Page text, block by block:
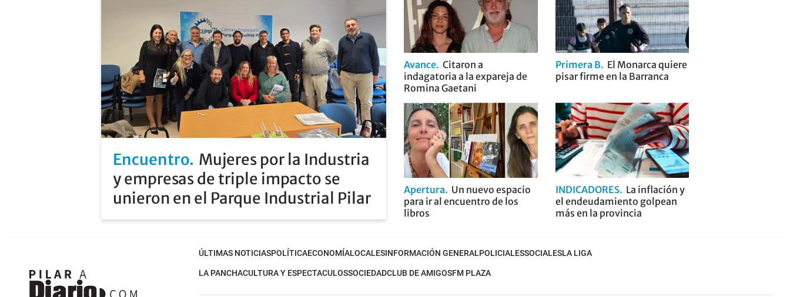
Encuentro Mujeres por la Industria
y empresas de triple impacto se
unieron en el Parque Industrial Pilar
Avance Citaron a
indagatoria a la expareja de
Romina Gaetani
Primera B
El Monarca quiere
pisar firme en la Barranca
Apertura
Un nuevo espacio
para ir al encuentro de los
libros
INDICADORES
La inflación y
el endeudamiento golpean
más en la provincia
ÚLTIMAS NOTICIASPOLÍTICAECONOMÍALOCALESINFORMACIÓN GENERALPOLICIALESSOCIALESLA LIGA
LA PANCHACULTURA Y ESPECTACULOSSOCIEDADCLUB DE AMIGOSFM PLAZA